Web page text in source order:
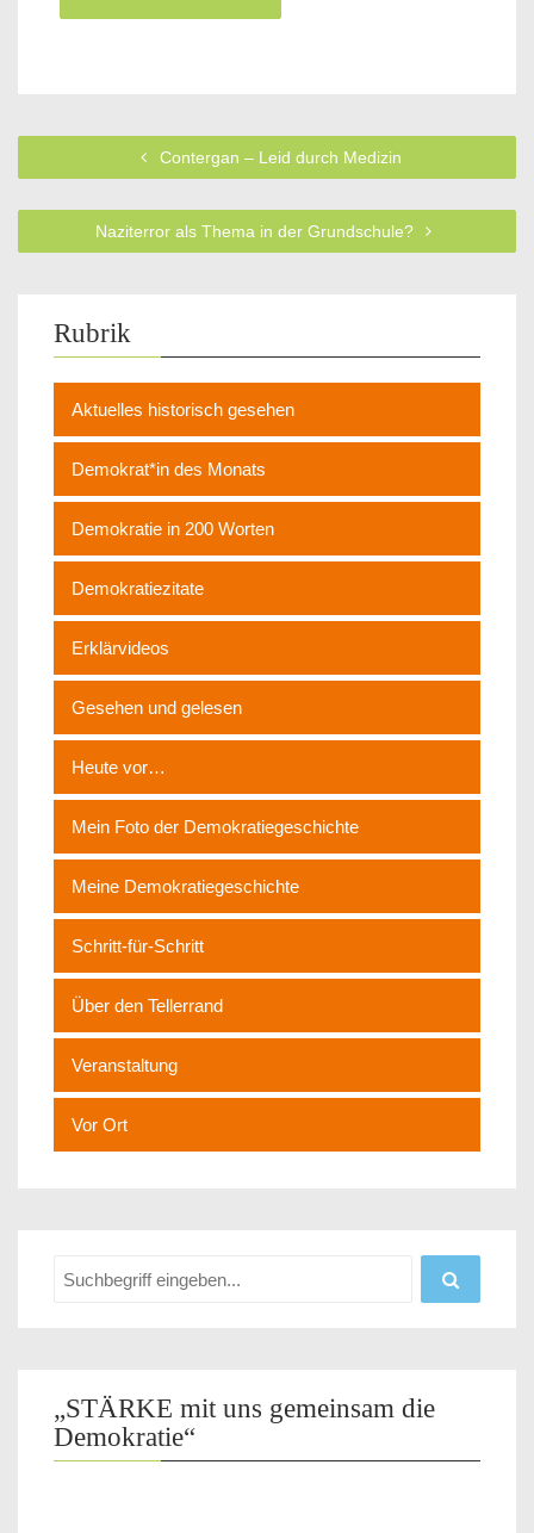
Contergan – Leid durch Medizin
Naziterror als Thema in der Grundschule?
Rubrik
Aktuelles historisch gesehen
Demokrat*in des Monats
Demokratie in 200 Worten
Demokratiezitate
Erklärvideos
Gesehen und gelesen
Heute vor…
Mein Foto der Demokratiegeschichte
Meine Demokratiegeschichte
Schritt-für-Schritt
Über den Tellerrand
Veranstaltung
Vor Ort
„STÄRKE mit uns gemeinsam die
Demokratie“